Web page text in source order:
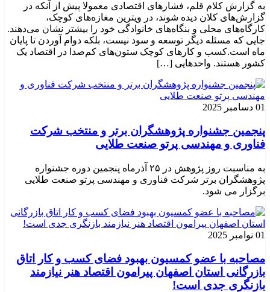
به گزارش کلام قلم، فشارهای اقتصادی معمولا پیش از آنکه در
گزارش‌های کلان دیده شوند، در ویترین مغازه‌های کوچک،
کارگاه‌های محلی و بنگاه‌های خانوادگی خود را بیشتر نشان می‌دهند.
جایی که مسئله دیگر توسعه و سود نیست، بلکه دوام آوردن تا پایان
ماه است.کسب‌ و کارهای کوچک ستون‌های کم‌صدا در اقتصاد یک
کشور هستند. واحدهایی […]
01 دسامبر 2025
پنجمین جشنواره پژوهشگران برتر و منتخب شرکت
فناوری و مهندسی پرتو صنعت طلایی
به مناسبت روز پژوهش در ۲۵ آذرماه پنجمین دوره جشنواره
پژوهشگران برتر شرکت فناوری و مهندسی پرتو صنعت طلایی
برگزار می شود.
01 نوامبر 2025
مصاحبه با عضو کمسیون بهبود فضای کسب و کار اتاق
بازرگانی استان اصفهان پیرامون اقتصاد هنر نیازمند
بازنگری جدی است!